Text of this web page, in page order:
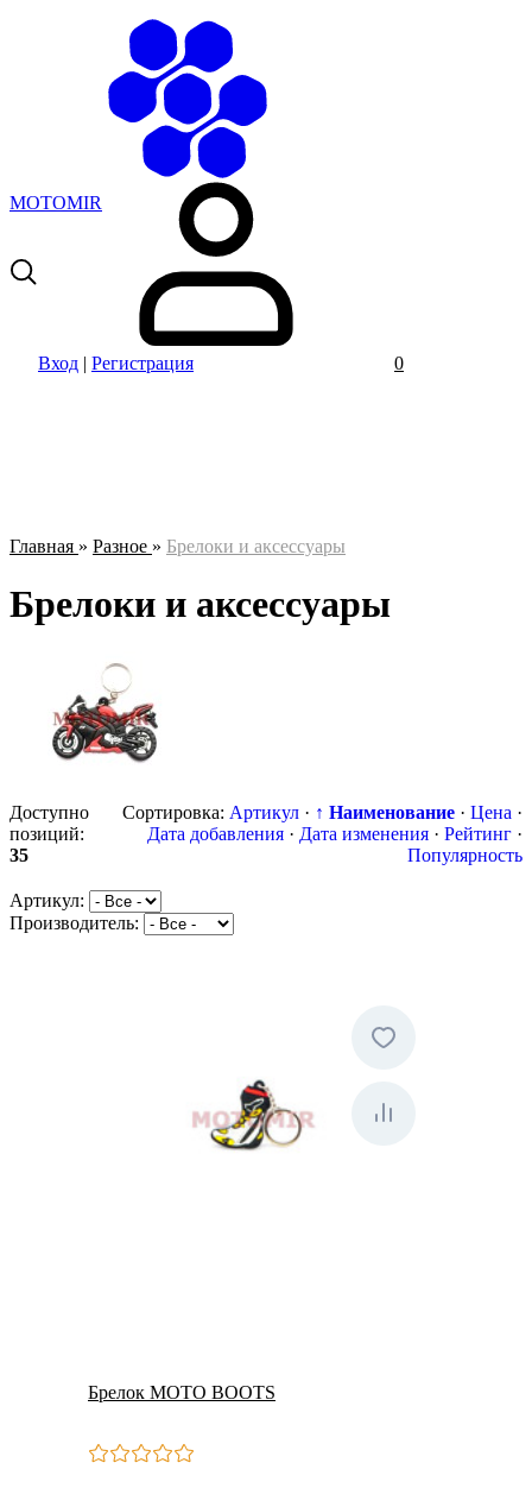
MOTOMIR
Вход | Регистрация 0
Главная » Разное » Брелоки и аксессуары
Брелоки и аксессуары
Доступно
позиций:
35
Сортировка: Артикул · ↑ Наименование · Цена ·
Дата добавления · Дата изменения · Рейтинг ·
Популярность
Артикул:
Производитель:
Брелок MOTO BOOTS